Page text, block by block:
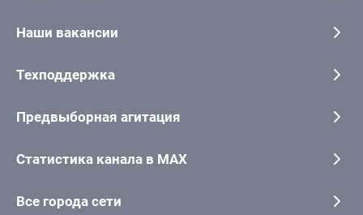
Наши вакансии
Техподдержка
Предвыборная агитация
Статистика канала в MAX
Все города сети